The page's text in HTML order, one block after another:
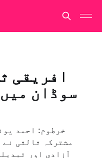
افریقی
سوڈان
خرطوم: احمد
مشترکہ ثالثی
آزادی اور